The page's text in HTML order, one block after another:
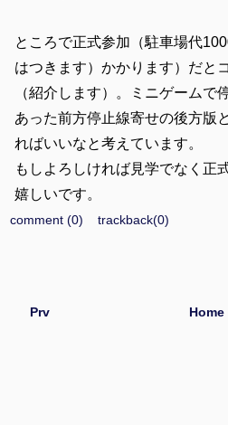
ところで正式参加（駐車場代
はつきます）かかります）だと
（紹介します）。ミニゲームで
あった前方停止線寄せの後方版
ればいいなと考えています。
もしよろしければ見学でなく正
嬉しいです。
comment (0) trackback(0)
Prv Home